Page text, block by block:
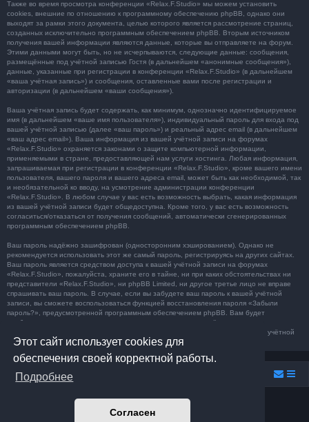
Этот сайт использует cookies для
обеспечения своей корректной работы.
Подробнее
Согласен
Также во время просмотра конференции «Relax.F.Studio» мы можем установить
cookies, внешние по отношению к программному обеспечению phpBB, однако они
выходят за рамки этого документа, целью которого является рассмотрение страниц,
созданных исключительно программным обеспечением phpBB. Вторым источником
получения вашей информации являются данные, которые вы отправляете на форум.
Этими данными могут быть, но не исчерпываются, следующие данные: сообщения,
размещённые под учётной записью Гостя (в дальнейшем «анонимные сообщения»),
данные, указанные при регистрации в конференции «Relax.F.Studio» (в дальнейшем
«ваша учётная запись») и сообщения, оставленные вами после регистрации и
авторизации (в дальнейшем «ваши сообщения»).
Ваша учётная запись будет содержать, как минимум, однозначно идентифицируемое
имя (в дальнейшем «ваше имя пользователя»), индивидуальный пароль для входа под
вашей учётной записью (далее «ваш пароль») и реальный адрес email (в дальнейшем
«ваш адрес email»). Ваша информация из вашей учётной записи на форумах
«Relax.F.Studio» охраняется законами о защите компьютерной информации,
применяемыми в стране, предоставляющей нам услуги хостинга. Любая информация,
запрашиваемая при регистрации в конференции «Relax.F.Studio», кроме вашего имени
пользователя, вашего пароля и вашего адреса email, может быть как необходимой, так
и необязательной ко вводу, на усмотрение администрации конференции
«Relax.F.Studio». В любом случае у вас есть возможность выбрать, какая информация
из вашей учётной записи будет общедоступна. Кроме того, у вас есть возможность
согласиться/отказаться от получения сообщений, автоматически сгенерированных
программным обеспечением phpBB.
Ваш пароль надёжно зашифрован (односторонним хэшированием). Однако не
рекомендуется использовать этот же самый пароль, регистрируясь на других сайтах.
Ваш пароль является средством доступа к вашей учётной записи на форумах
«Relax.F.Studio», пожалуйста, храните его в тайне, ни при каких обстоятельствах ни
представители «Relax.F.Studio», ни phpBB Limited, ни другое третье лицо не вправе
спрашивать ваш пароль. В случае, если вы забудете ваш пароль к вашей учётной
записи, вы сможете воспользоваться функцией восстановления пароля «Забыли
пароль?», предусмотренной программным обеспечением phpBB. Вам будет
необходимо ввести ваше имя пользователя и ваш адрес email, после чего
программное обеспечение phpBB сгенерирует вам новый пароль для вашей учётной
записи.
Relax.F.Studio
Создано на основеphpBB® Forum Software © phpBB Limited
Prosilver Dark Edition by